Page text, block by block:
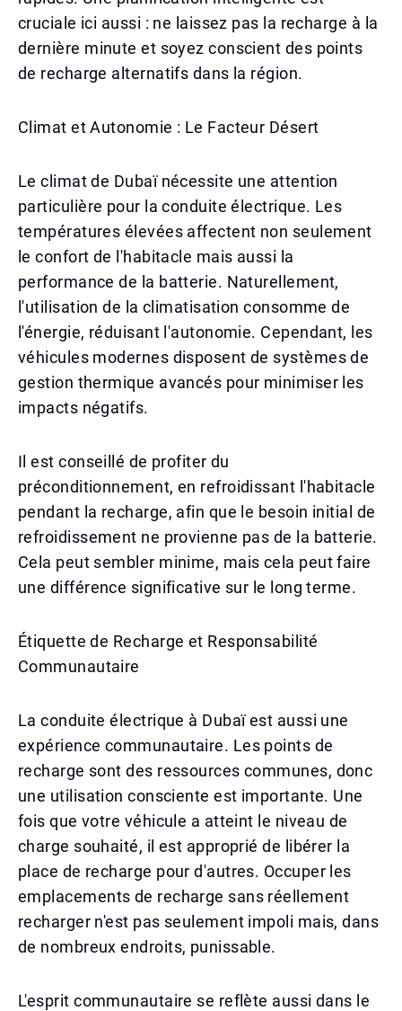
cruciale ici aussi : ne laissez pas la recharge à la
dernière minute et soyez conscient des points
de recharge alternatifs dans la région.
Climat et Autonomie : Le Facteur Désert
Le climat de Dubaï nécessite une attention
particulière pour la conduite électrique. Les
températures élevées affectent non seulement
le confort de l'habitacle mais aussi la
performance de la batterie. Naturellement,
l'utilisation de la climatisation consomme de
l'énergie, réduisant l'autonomie. Cependant, les
véhicules modernes disposent de systèmes de
gestion thermique avancés pour minimiser les
impacts négatifs.
Il est conseillé de profiter du
préconditionnement, en refroidissant l'habitacle
pendant la recharge, afin que le besoin initial de
refroidissement ne provienne pas de la batterie.
Cela peut sembler minime, mais cela peut faire
une différence significative sur le long terme.
Étiquette de Recharge et Responsabilité
Communautaire
La conduite électrique à Dubaï est aussi une
expérience communautaire. Les points de
recharge sont des ressources communes, donc
une utilisation consciente est importante. Une
fois que votre véhicule a atteint le niveau de
charge souhaité, il est approprié de libérer la
place de recharge pour d'autres. Occuper les
emplacements de recharge sans réellement
recharger n'est pas seulement impoli mais, dans
de nombreux endroits, punissable.
L'esprit communautaire se reflète aussi dans le